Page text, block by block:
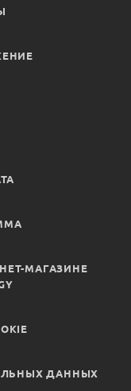
МАГАЗИНЕ
ДАННЫХ